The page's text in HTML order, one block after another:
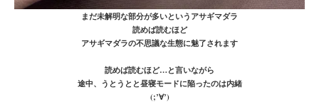
まだ未解明な部分が多いというアサギマダラ
読めば読むほど
アサギマダラの不思議な生態に魅了されます
読めば読むほど…と言いながら
途中、うとうとと昼寝モードに陥ったのは内緒
(;’∀’)